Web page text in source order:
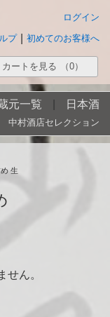
ログイン
初めてのお客様へ
プ
カートを見る （0）
元一覧 日本酒
中村酒店セレクション
生
せん。